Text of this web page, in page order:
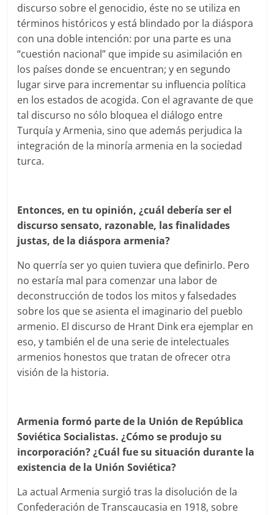
discurso sobre el genocidio, éste no se utiliza en
términos históricos y está blindado por la diáspora
con una doble intención: por una parte es una
“cuestión nacional” que impide su asimilación en
los países donde se encuentran; y en segundo
lugar sirve para incrementar su influencia política
en los estados de acogida. Con el agravante de que
tal discurso no sólo bloquea el diálogo entre
Turquía y Armenia, sino que además perjudica la
integración de la minoría armenia en la sociedad
turca.
Entonces, en tu opinión, ¿cuál debería ser el
discurso sensato, razonable, las finalidades
justas, de la diáspora armenia?
No querría ser yo quien tuviera que definirlo. Pero
no estaría mal para comenzar una labor de
deconstrucción de todos los mitos y falsedades
sobre los que se asienta el imaginario del pueblo
armenio. El discurso de Hrant Dink era ejemplar en
eso, y también el de una serie de intelectuales
armenios honestos que tratan de ofrecer otra
visión de la historia.
Armenia formó parte de la Unión de República
Soviética Socialistas. ¿Cómo se produjo su
incorporación? ¿Cuál fue su situación durante la
existencia de la Unión Soviética?
La actual Armenia surgió tras la disolución de la
Confederación de Transcaucasia en 1918, sobre